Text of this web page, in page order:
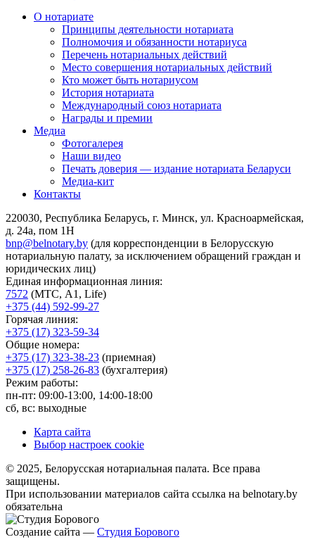
О нотариате
Принципы деятельности нотариата
Полномочия и обязанности нотариуса
Перечень нотариальных действий
Место совершения нотариальных действий
Кто может быть нотариусом
История нотариата
Международный союз нотариата
Награды и премии
Медиа
Фотогалерея
Наши видео
Печать доверия — издание нотариата Беларуси
Медиа-кит
Контакты
220030, Республика Беларусь, г. Минск, ул. Красноармейская,
д. 24а, пом 1Н
bnp@belnotary.by (для корреспонденции в Белорусскую
нотариальную палату, за исключением обращений граждан и
юридических лиц)
Единая информационная линия:
7572 (МТС, A1, Life)
+375 (44) 592-99-27
Горячая линия:
+375 (17) 323-59-34
Общие номера:
+375 (17) 323-38-23 (приемная)
+375 (17) 258-26-83 (бухгалтерия)
Режим работы:
пн-пт: 09:00-13:00, 14:00-18:00
сб, вс: выходные
Карта сайта
Выбор настроек cookie
© 2025, Белорусская нотариальная палата. Все права
защищены.
При использовании материалов сайта ссылка на belnotary.by
обязательна
Создание сайта — Студия Борового